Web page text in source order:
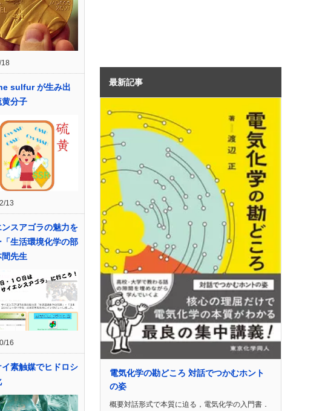
18
sulfur が生み出
分子
13
スアゴラの魅力を
「生活環境化学の部
先生
16
素触媒でヒドロシ
最新記事
電気化学の勘どころ 対話でつかむホント
の姿
概要対話形式で本質に迫る，電気化学の入門書．